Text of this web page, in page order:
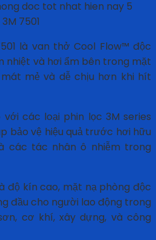
7501
là van thở Cool Flow™ độc
nhiệt và hơi ẩm bên trong mặt
mẻ và dễ chịu hơn khi hít
các loại phin lọc 3M series
bảo vệ hiệu quả trước hơi hữu
các tác nhân ô nhiễm trong
độ kín cao, mặt nạ phòng độc
đầu cho người lao động trong
cơ khí, xây dựng, và công